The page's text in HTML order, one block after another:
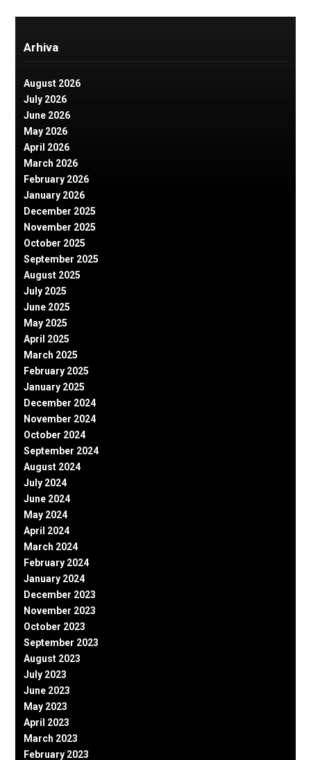
Arhiva
August 2026
July 2026
June 2026
May 2026
April 2026
March 2026
February 2026
January 2026
December 2025
November 2025
October 2025
September 2025
August 2025
July 2025
June 2025
May 2025
April 2025
March 2025
February 2025
January 2025
December 2024
November 2024
October 2024
September 2024
August 2024
July 2024
June 2024
May 2024
April 2024
March 2024
February 2024
January 2024
December 2023
November 2023
October 2023
September 2023
August 2023
July 2023
June 2023
May 2023
April 2023
March 2023
February 2023